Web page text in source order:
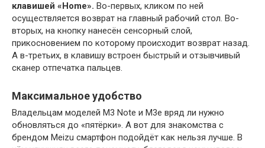
клавишей «Home». Во-первых, кликом по ней
осуществляется возврат на главный рабочий стол. Во-
вторых, на кнопку нанесён сенсорный слой,
прикосновением по которому происходит возврат назад.
А в-третьих, в клавишу встроен быстрый и отзывчивый
сканер отпечатка пальцев.
Максимальное удобство
Владельцам моделей M3 Note и M3e вряд ли нужно
обновляться до «пятёрки». А вот для знакомства с
брендом Meizu смартфон подойдёт как нельзя лучше. В